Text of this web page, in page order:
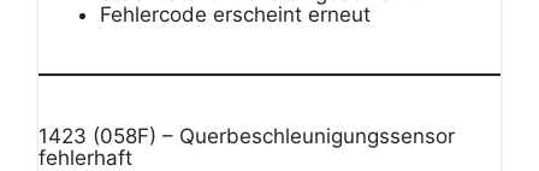
Fehlercode erscheint erneut
1423 (058F) – Querbeschleunigungssensor
fehlerhaft